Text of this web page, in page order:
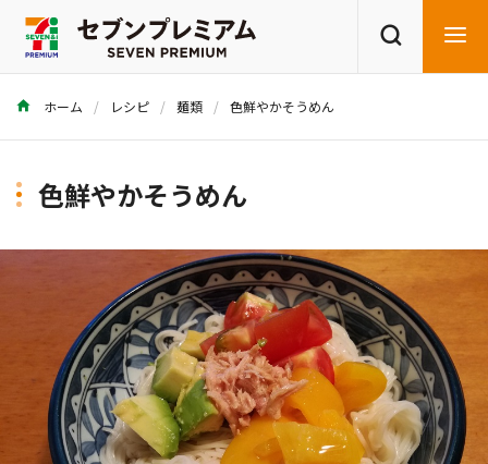
商品を探す
ホーム レシピ 麺類 色鮮やかそうめん
色鮮やかそうめん